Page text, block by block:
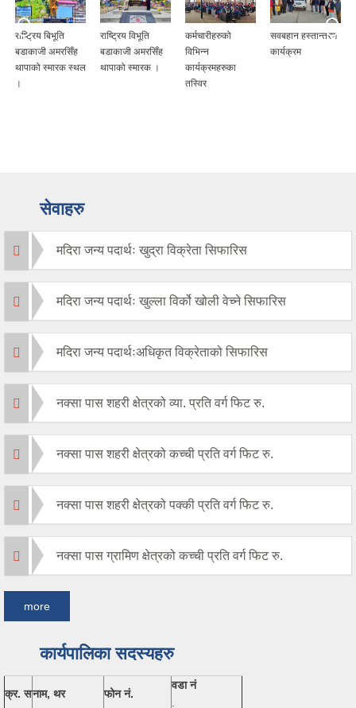
राष्ट्रिय बिभूति
बडाकाजी अमरसिँह
थापाको स्मारक स्थल
।
राष्ट्रिय विभूति
बडाकाजी अमरसिँह
थापाको स्मारक ।
कर्मचारीहरुको
विभिन्न
कार्यक्रमहरुका
तस्विर
सवबहान हस्तान्तरण
कार्यक्रम
सेवाहरु
मदिरा जन्य पदार्थः खुद्रा विक्रेता सिफारिस
मदिरा जन्य पदार्थः खुल्ला विर्को खोली वेच्ने सिफारिस
मदिरा जन्य पदार्थःअधिकृत विक्रेताको सिफारिस
नक्सा पास शहरी क्षेत्रको व्या. प्रति वर्ग फिट रु.
नक्सा पास शहरी क्षेत्रको कच्ची प्रति वर्ग फिट रु.
नक्सा पास शहरी क्षेत्रको पक्की प्रति वर्ग फिट रु.
नक्सा पास ग्रामिण क्षेत्रको कच्ची प्रति वर्ग फिट रु.
more
कार्यपालिका सदस्यहरु
क्र. सनाम, थर फोन नं.
वडा नं